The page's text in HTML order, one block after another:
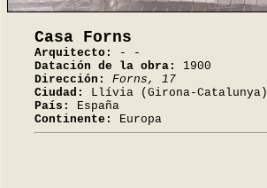
Casa Forns
Arquitecto:
- -
Datación de la obra:
1900
Dirección:
Forns, 17
Ciudad:
Llívia (Girona-Catalunya)
País:
España
Continente:
Europa